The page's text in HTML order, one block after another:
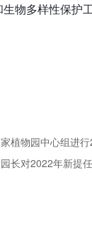
物多样性保护
植物园中心组进
长对2022年新提